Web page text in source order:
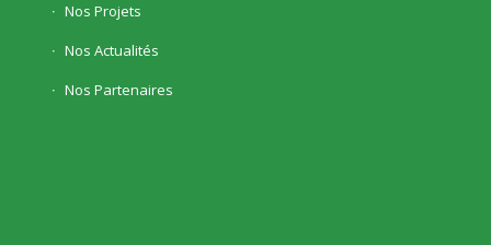
Nos Projets
Nos Actualités
Nos Partenaires